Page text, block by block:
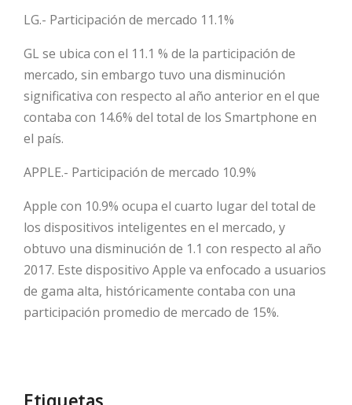
LG.- Participación de mercado 11.1%
GL se ubica con el 11.1 % de la participación de
mercado, sin embargo tuvo una disminución
significativa con respecto al año anterior en el que
contaba con 14.6% del total de los Smartphone en
el país.
APPLE.- Participación de mercado 10.9%
Apple con 10.9% ocupa el cuarto lugar del total de
los dispositivos inteligentes en el mercado, y
obtuvo una disminución de 1.1 con respecto al año
2017. Este dispositivo Apple va enfocado a usuarios
de gama alta, históricamente contaba con una
participación promedio de mercado de 15%.